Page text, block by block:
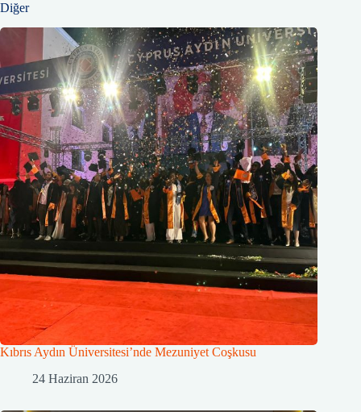
Diğer
Kıbrıs Aydın Üniversitesi’nde Mezuniyet Coşkusu
24 Haziran 2026